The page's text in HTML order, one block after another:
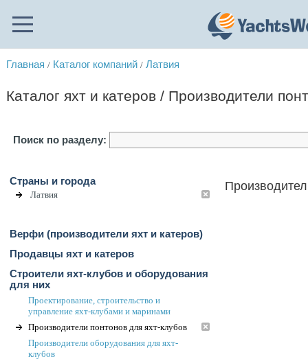
Главная / Каталог компаний / Латвия
Каталог яхт и катеров / Производители
Поиск по разделу:
Страны и города
Латвия
Верфи (производители яхт и катеров)
Продавцы яхт и катеров
Строители яхт-клубов и оборудования
для них
Проектирование, строительство и
управление яхт-клубами и маринами
Производители понтонов для яхт-клубов
Производители оборудования для яхт-
клубов